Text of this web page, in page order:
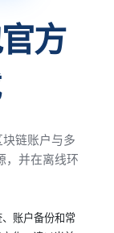
方
链账户与多
，并在离线环
账户备份和常